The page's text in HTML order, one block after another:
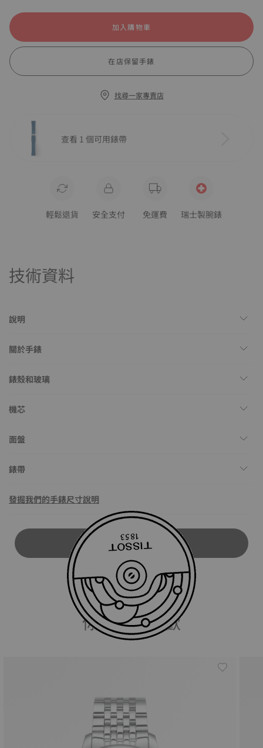
加入購物車
在店保留手錶
找尋一家專賣店
查看 1 個可用錶帶
輕鬆退貨 安全支付 免運費 瑞士製腕錶
技術資料
說明
關於手錶
錶殼和玻璃
機芯
面盤
錶帶
發掘我們的手錶尺寸說明
下載使用說明
你可能會喜歡